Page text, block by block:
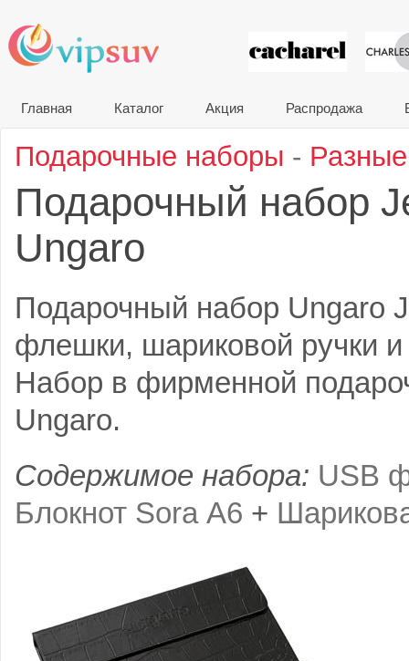
VIP
Главная Каталог Акция Распродажа
Подарочные наборы -
Подарочный набор
Ungaro
Подарочный набор Ungaro
флешки, шариковой ручки и
Набор в фирменной
Ungaro.
Содержимое набора: USB
Блокнот Sora А6 +